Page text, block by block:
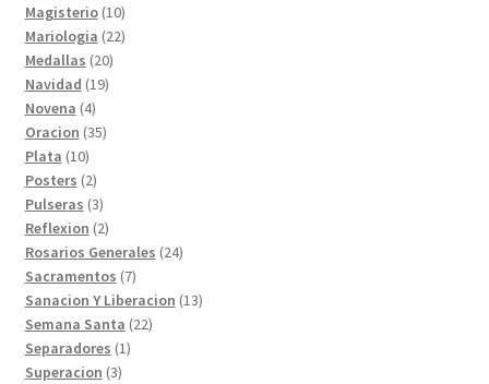
productos
Magisterio 1010
productos
Mariologia 2222
Medallas 2020
productos
Navidad 1919
Novena 44
productos
Oracion 3535
Plata 1010
productos
Posters 22
productos
Pulseras 33
productos
Reflexion 22
productos
Rosarios Generales 2424
Sacramentos 77
productos
Sanacion Y Liberacion 1313
Semana Santa 2222
Separadores 11
Superacion 33